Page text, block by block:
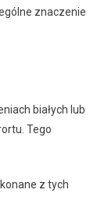
znaczenie
białych lub
Tego
z tych